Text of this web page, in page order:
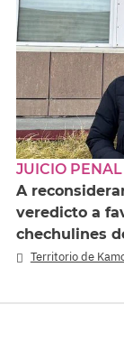
JUICIO PENAL
A
veredicto a
chechulines
Territorio de